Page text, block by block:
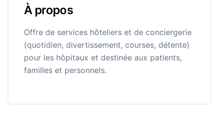
À propos
Offre de services hôteliers et de conciergerie
(quotidien, divertissement, courses, détente)
pour les hôpitaux et destinée aux patients,
familles et personnels.